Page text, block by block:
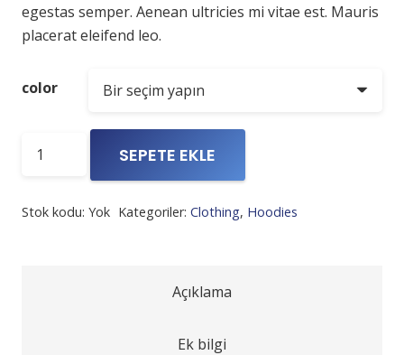
egestas semper. Aenean ultricies mi vitae est. Mauris
placerat eleifend leo.
color
adet
SEPETE EKLE
Stok kodu: Yok Kategoriler: Clothing, Hoodies
Açıklama
Ek bilgi